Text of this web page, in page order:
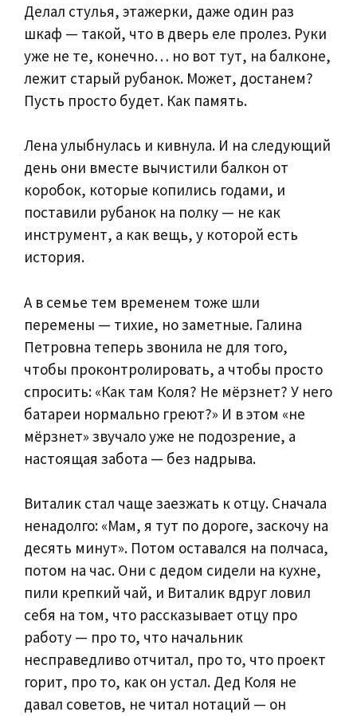
Делал стулья, этажерки, даже один раз
шкаф — такой, что в дверь еле пролез. Руки
уже не те, конечно… но вот тут, на балконе,
лежит старый рубанок. Может, достанем?
Пусть просто будет. Как память.
Лена улыбнулась и кивнула. И на следующий
день они вместе вычистили балкон от
коробок, которые копились годами, и
поставили рубанок на полку — не как
инструмент, а как вещь, у которой есть
история.
А в семье тем временем тоже шли
перемены — тихие, но заметные. Галина
Петровна теперь звонила не для того,
чтобы проконтролировать, а чтобы просто
спросить: «Как там Коля? Не мёрзнет? У него
батареи нормально греют?» И в этом «не
мёрзнет» звучало уже не подозрение, а
настоящая забота — без надрыва.
Виталик стал чаще заезжать к отцу. Сначала
ненадолго: «Мам, я тут по дороге, заскочу на
десять минут». Потом оставался на полчаса,
потом на час. Они с дедом сидели на кухне,
пили крепкий чай, и Виталик вдруг ловил
себя на том, что рассказывает отцу про
работу — про то, что начальник
несправедливо отчитал, про то, что проект
горит, про то, как он устал. Дед Коля не
давал советов, не читал нотаций — он